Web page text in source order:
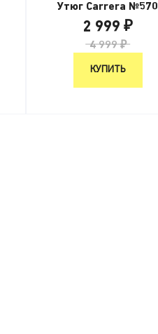
Утюг Carrera №570
2 999 ₽
4 999 ₽
КУПИТЬ